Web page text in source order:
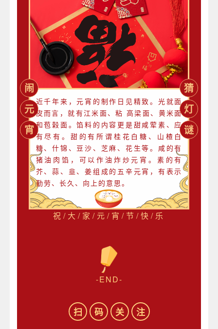
闹
元
宵
近千年来，元宵的制作日见精致。光就面
皮而言，就有江米面、粘 高梁面、黄米面
和苞榖面。馅料的内容更是甜咸荤素、应
有尽有。甜的有所谓桂花白糖、山楂白
糖、什锦、豆沙、芝麻、花生等。咸的有
猪油肉馅，可以作油炸炒元宵。素的有
芥、蒜、韭、姜组成的五辛元宵，有表示
勤劳、长久、向上的意思。
猜
灯
谜
祝/大/家/元/宵/节/快/乐
-END-
扫 码 关 注